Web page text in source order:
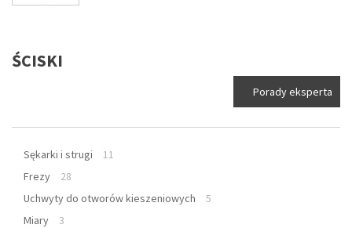
ŚCISKI
Porady eksperta
Sękarki i strugi
11
Frezy
28
Uchwyty do otworów kieszeniowych
5
Miary
3